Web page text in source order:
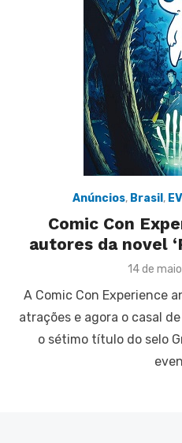
Anúncios, Brasil ,
Comic Con
autores da novel
Posted
14 de
A Comic Con Experience
atrações e agora o casal
o sétimo título do selo